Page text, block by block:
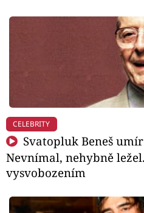
CELEBRITY
Svatopluk Beneš
Nevnímal, nehybně
vysvobozením